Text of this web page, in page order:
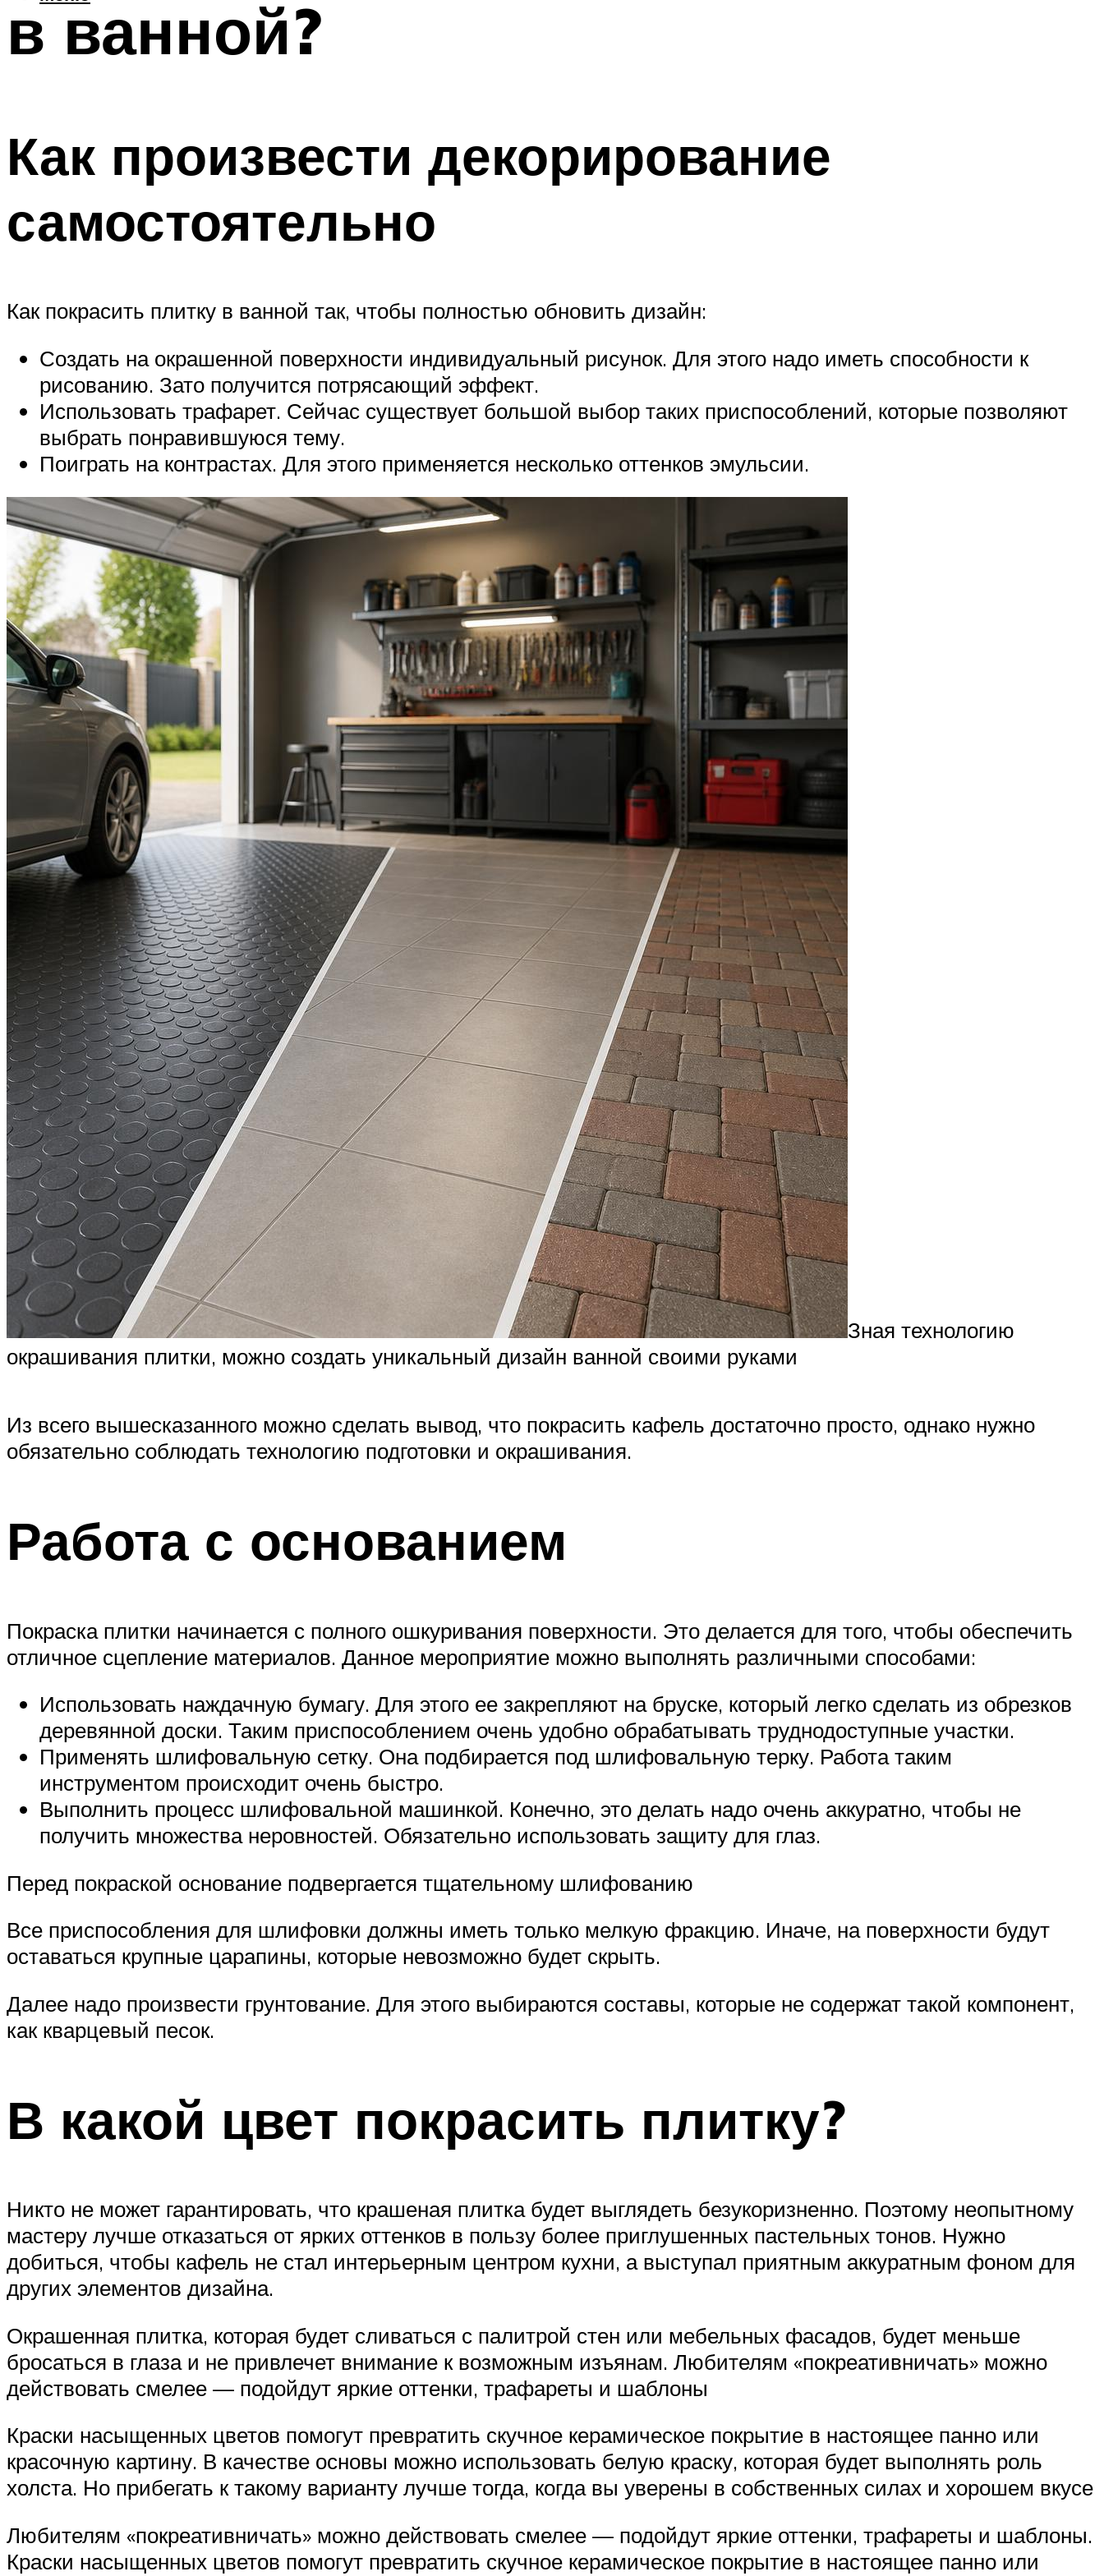
в ванной?
Как произвести декорирование
самостоятельно
Как покрасить плитку в ванной так, чтобы полностью обновить дизайн:
Создать на окрашенной поверхности индивидуальный рисунок. Для этого надо иметь способности к
рисованию. Зато получится потрясающий эффект.
Использовать трафарет. Сейчас существует большой выбор таких приспособлений, которые позволяют
выбрать понравившуюся тему.
Поиграть на контрастах. Для этого применяется несколько оттенков эмульсии.
Зная технологию
окрашивания плитки, можно создать уникальный дизайн ванной своими руками
Из всего вышесказанного можно сделать вывод, что покрасить кафель достаточно просто, однако нужно
обязательно соблюдать технологию подготовки и окрашивания.
Работа с основанием
Покраска плитки начинается с полного ошкуривания поверхности. Это делается для того, чтобы обеспечить
отличное сцепление материалов. Данное мероприятие можно выполнять различными способами:
Использовать наждачную бумагу. Для этого ее закрепляют на бруске, который легко сделать из обрезков
деревянной доски. Таким приспособлением очень удобно обрабатывать труднодоступные участки.
Применять шлифовальную сетку. Она подбирается под шлифовальную терку. Работа таким
инструментом происходит очень быстро.
Выполнить процесс шлифовальной машинкой. Конечно, это делать надо очень аккуратно, чтобы не
получить множества неровностей. Обязательно использовать защиту для глаз.
Перед покраской основание подвергается тщательному шлифованию
Все приспособления для шлифовки должны иметь только мелкую фракцию. Иначе, на поверхности будут
оставаться крупные царапины, которые невозможно будет скрыть.
Далее надо произвести грунтование. Для этого выбираются составы, которые не содержат такой компонент,
как кварцевый песок.
В какой цвет покрасить плитку?
Никто не может гарантировать, что крашеная плитка будет выглядеть безукоризненно. Поэтому неопытному
мастеру лучше отказаться от ярких оттенков в пользу более приглушенных пастельных тонов. Нужно
добиться, чтобы кафель не стал интерьерным центром кухни, а выступал приятным аккуратным фоном для
других элементов дизайна.
Окрашенная плитка, которая будет сливаться с палитрой стен или мебельных фасадов, будет меньше
бросаться в глаза и не привлечет внимание к возможным изъянам. Любителям «покреативничать» можно
действовать смелее — подойдут яркие оттенки, трафареты и шаблоны
Краски насыщенных цветов помогут превратить скучное керамическое покрытие в настоящее панно или
красочную картину. В качестве основы можно использовать белую краску, которая будет выполнять роль
холста. Но прибегать к такому варианту лучше тогда, когда вы уверены в собственных силах и хорошем вкусе
Любителям «покреативничать» можно действовать смелее — подойдут яркие оттенки, трафареты и шаблоны.
Краски насыщенных цветов помогут превратить скучное керамическое покрытие в настоящее панно или